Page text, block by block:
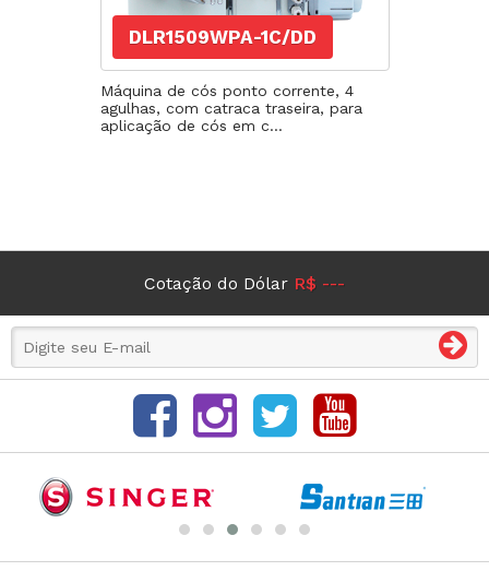
DLR1509WPA-1C/DD
Máquina de cós ponto corrente, 4
agulhas, com catraca traseira, para
aplicação de cós em c...
Cotação do Dólar R$ ---